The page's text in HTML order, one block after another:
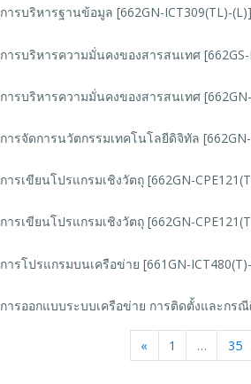
การบริหารฐานข้อมูล [662GN-ICT309(TL)-(L)]
การบริหารความมั่นคงของสารสนเทศ [662GS-
การบริหารความมั่นคงของสารสนเทศ
การจัดการนวัตกรรมเทคโนโลยีดิจิทัล
การเขียนโปรแกรมเชิงวัตถุ [662GN-
การเขียนโปรแกรมเชิงวัตถุ [662GN-
การโปรแกรมบนเครือข่าย [661GN-
การออกแบบระบบเครือข่าย การติดตั้งและกร
« Previous
1 … 35